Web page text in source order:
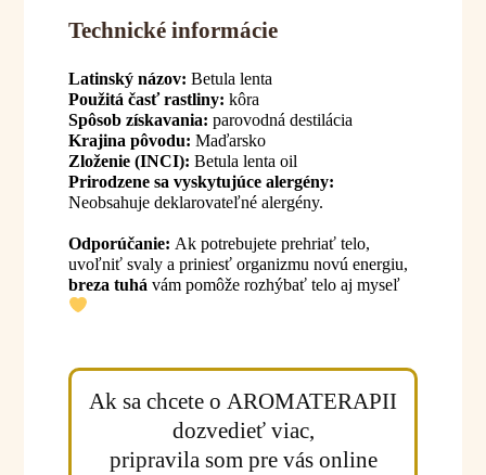
Technické informácie
Latinský názov: Betula lenta
Použitá časť rastliny: kôra
Spôsob získavania: parovodná destilácia
Krajina pôvodu: Maďarsko
Zloženie (INCI): Betula lenta oil
Prirodzene sa vyskytujúce alergény:
Neobsahuje deklarovateľné alergény.
Odporúčanie: Ak potrebujete prehriať telo,
uvoľniť svaly a priniesť organizmu novú energiu,
breza tuhá vám pomôže rozhýbať telo aj myseľ
Ak sa chcete o AROMATERAPII
dozvedieť viac,
pripravila som pre vás online